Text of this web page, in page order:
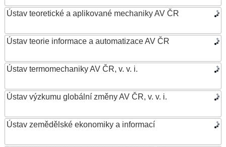
Ústav teoretické a aplikované mechaniky AV ČR
Ústav teorie informace a automatizace AV ČR
Ústav termomechaniky AV ČR, v. v. i.
Ústav výzkumu globální změny AV ČR, v. v. i.
Ústav zemědělské ekonomiky a informací